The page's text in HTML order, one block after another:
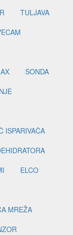
TULJAVA
SONDA
ISPARIVAČA
ELCO
MREŽA